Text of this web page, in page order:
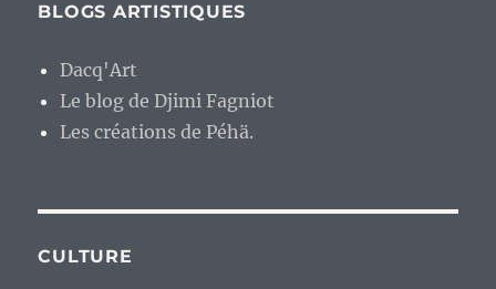
BLOGS ARTISTIQUES
Dacq'Art
Le blog de Djimi Fagniot
Les créations de Péhä.
CULTURE